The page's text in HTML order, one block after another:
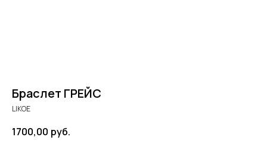
Браслет ГРЕЙС
LIKOE
1700,00 руб.